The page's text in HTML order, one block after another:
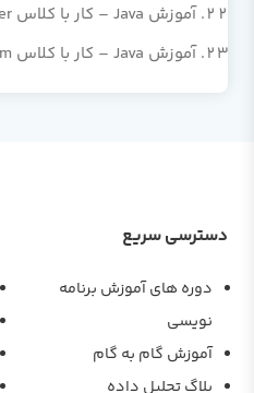
آموزش Java – کار با کلاس CharArrayWriter در Java
آموزش Java – کار با کلاس PrintStream در Java
دسترسی سریع
دوره های آموزش برنامه
نویسی
آموزش گام به گام
بلاگ تحلیل داده